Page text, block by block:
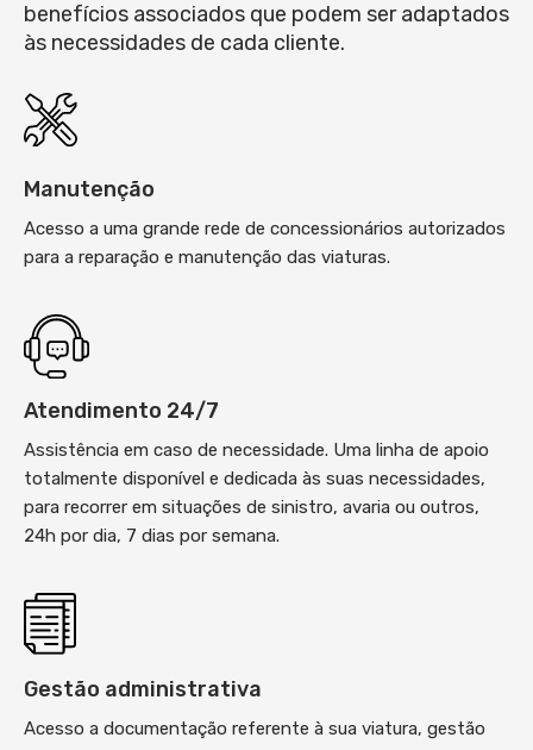
benefícios associados que podem ser adaptados
às necessidades de cada cliente.
Manutenção
Acesso a uma grande rede de concessionários autorizados
para a reparação e manutenção das viaturas.
Atendimento 24/7
Assistência em caso de necessidade. Uma linha de apoio
totalmente disponível e dedicada às suas necessidades,
para recorrer em situações de sinistro, avaria ou outros,
24h por dia, 7 dias por semana.
Gestão administrativa
Acesso a documentação referente à sua viatura, gestão